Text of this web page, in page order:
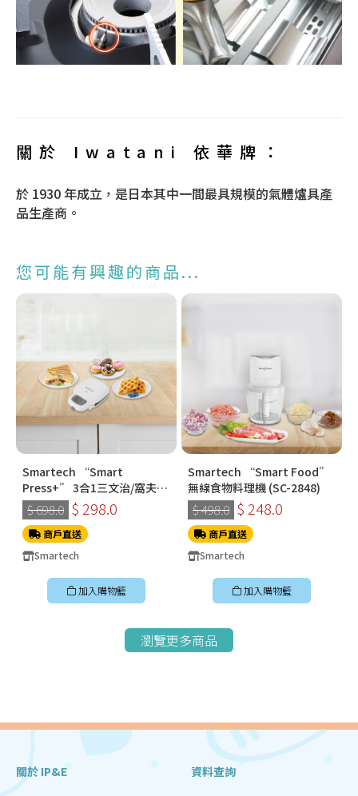
關於 Iwatani 依華牌：
於 1930 年成立，是日本其中一間最具規模的氣體爐具產
品生產商。
您可能有興趣的商品...
Smartech “Smart
Press+” 3合1三文治/窩夫/
冬甩機 SM-2228
$ 698.0 $ 298.0
商戶直送
Smartech
加入購物籃
Smartech “Smart Food”
無線食物料理機 (SC-2848)
$ 498.0 $ 248.0
商戶直送
Smartech
加入購物籃
瀏覽更多商品
關於 IP&E 資料查詢